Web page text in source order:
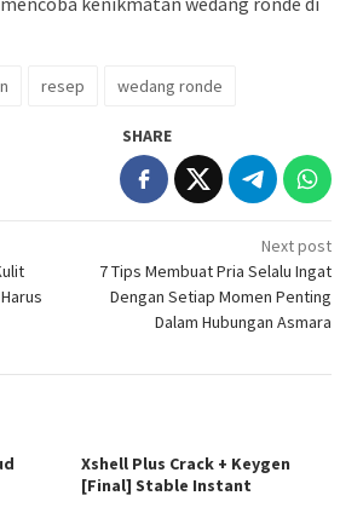
resep wedang ronde
SHARE
Next post
7 Tips Membuat Pria Selalu Ingat
Dengan Setiap Momen Penting
Dalam Hubungan Asmara
Xshell Plus Crack + Keygen
[Final] Stable Instant